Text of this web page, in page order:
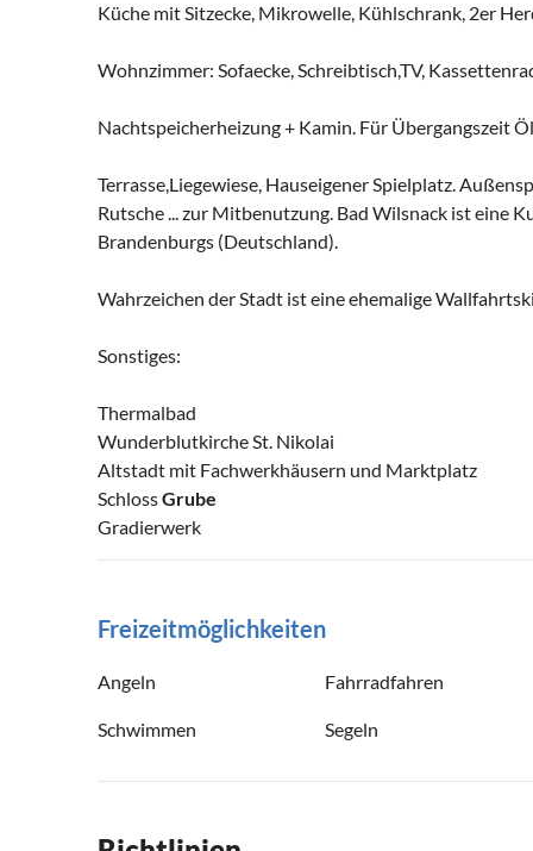
Küche mit Sitzecke, Mikrowelle, Kühlschrank, 2er
Wohnzimmer: Sofaecke, Schreibtisch,TV,
Nachtspeicherheizung + Kamin. Für Übergangszeit
Terrasse,Liegewiese, Hauseigener Spielplatz.
Rutsche ... zur Mitbenutzung. Bad Wilsnack ist eine
Brandenburgs (Deutschland).
Wahrzeichen der Stadt ist eine ehemalige
Sonstiges:
Thermalbad
Wunderblutkirche St. Nikolai
Altstadt mit Fachwerkhäusern und Marktplatz
SchlossGrube
Gradierwerk
Freizeitmöglichkeiten
Angeln Fahrradfahren
Schwimmen Segeln